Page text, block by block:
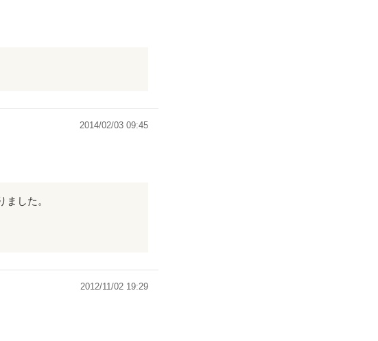
り出した者に変わりはない
。
言わせて頂きます。
2014/02/03 09:45
した。
2012/11/02 19:29